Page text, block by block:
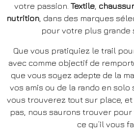
votre passion. Textile,
nutrition, dans des marques
pour votre plus grande
Que vous pratiquiez le trail
avec comme objectif de
que vous soyez adepte de la
vos amis ou de la rando en solo
vous trouverez tout sur place,
pas, nous saurons trouver
ce qu’il vous